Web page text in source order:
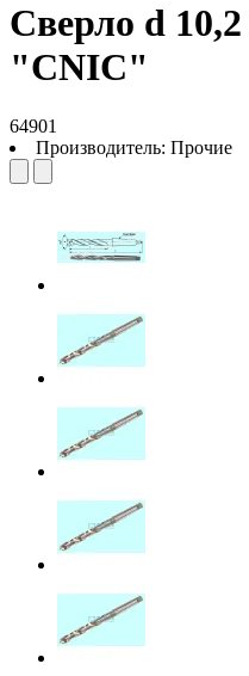
Сверло d
"CNIC"
64901
Производитель: Прочие